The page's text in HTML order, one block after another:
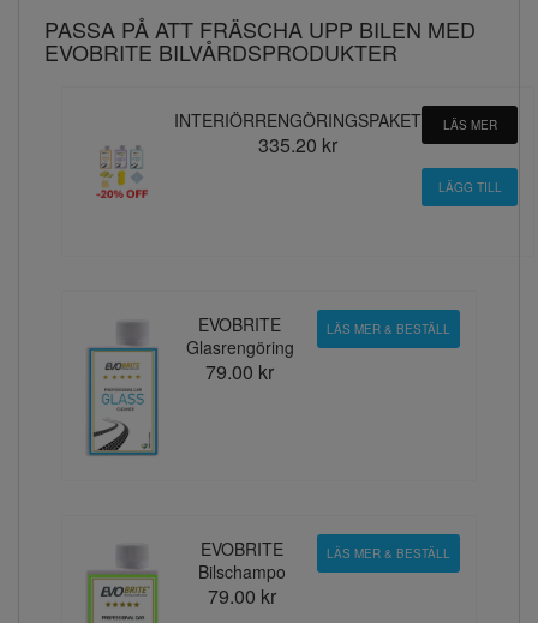
PASSA PÅ ATT FRÄSCHA UPP BILEN MED
EVOBRITE BILVÅRDSPRODUKTER
INTERIÖRRENGÖRINGSPAKET
335.20 kr
LÄS MER
EVOBRITE
Glasrengöring
79.00 kr
LÄS MER & BESTÄLL
EVOBRITE
Bilschampo
79.00 kr
LÄS MER & BESTÄLL